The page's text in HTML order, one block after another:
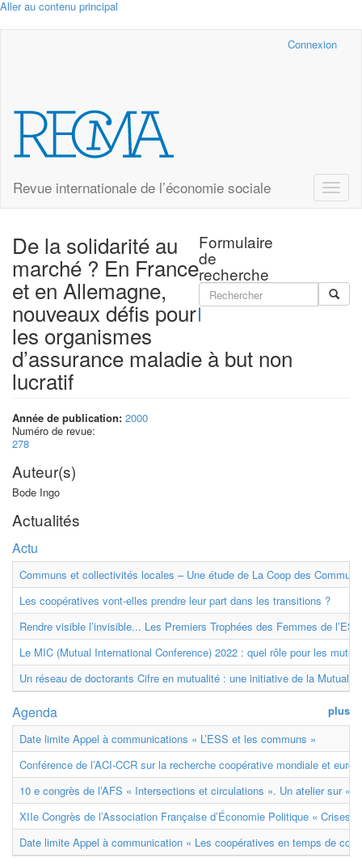
Aller au contenu principal
Connexion
Revue internationale de l’économie sociale
Toggle
Formulaire
de
recherche
De la solidarité au
marché ? En France
et en Allemagne,
nouveaux défis pour
les organismes
d’assurance maladie à but non
lucratif
Année de publication: 2000
Numéro de revue:
278
Auteur(s)
Bode Ingo
Actualités
Actu
Communs et collectivités locales – Une étude de La Coop des
Les coopératives vont-elles prendre leur part dans les transitions ?
Rendre visible l’invisible... Les Premiers Trophées des Femmes de
Le MIC (Mutual International Conference) 2022 : quel rôle pour les
Un réseau de doctorants Cifre en mutualité : une initiative de la
plus
Agenda
Date limite Appel à communications « L’ESS et les communs »
Conférence de l’ACI-CCR sur la recherche coopérative mondiale et
10 e congrès de l’AFS « Intersections et circulations ». Un atelier sur «
XIIe Congrès de l’Association Française d’Économie Politique « Crises
Date limite Appel à communication « Les coopératives en temps de